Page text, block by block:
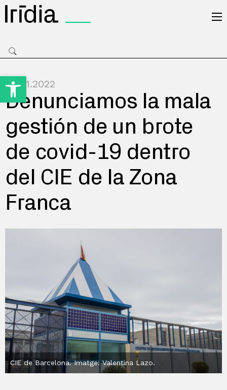
Open toolbar
26.01.2022
Denunciamos la mala
gestión de un brote
de covid-19 dentro
del CIE de la Zona
Franca
CIE de Barcelona. Imatge: Valentina Lazo.